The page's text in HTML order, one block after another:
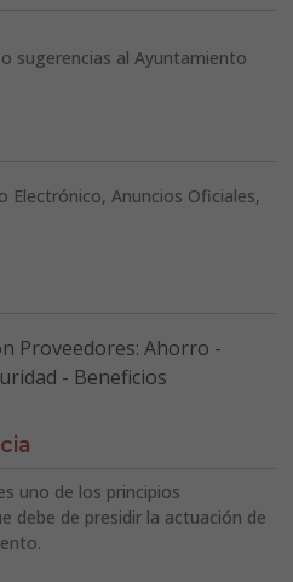
sugerencias al Ayuntamiento
Electrónico, Anuncios Oficiales,
Proveedores: Ahorro -
- Beneficios
uno de los principios
debe de presidir la actuación de